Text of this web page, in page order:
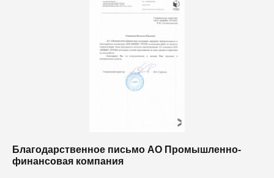
Благодарственное письмо АО Промышленно-
финансовая компания